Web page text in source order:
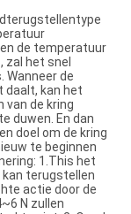
de temperatuur
zal het snel
Wanneer de
daalt, kan het
de kring
duwen. En dan
doel om de kring
te beginnen
1.This het
terugstellen
actie door de
N zullen